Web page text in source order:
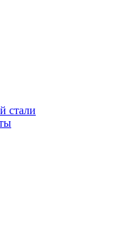
стали